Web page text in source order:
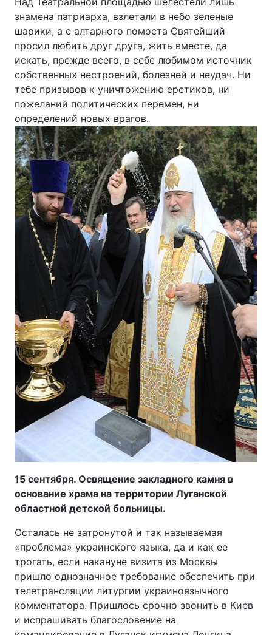
знамена патриарха, взлетали в небо зеленые
шарики, а с алтарного помоста Святейший
просил любить друг друга, жить вместе, да
искать, прежде всего, в себе любимом источник
собственных нестроений, болезней и неудач. Ни
тебе призывов к уничтожению еретиков, ни
пожеланий политических перемен, ни
определений новых врагов.
15 сентября. Освящение закладного камня в
основание храма на территории Луганской
областной детской больницы.
Осталась не затронутой и так называемая
«проблема» украинского языка, да и как ее
трогать, если накануне визита из Москвы
пришло однозначное требование обеспечить при
телетрансляции литургии украиноязычного
комментатора. Пришлось срочно звонить в Киев
и испрашивать благословение на